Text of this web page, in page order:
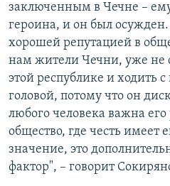
заключенным в Чечне –
героина, и он был
хорошей репутацией в
нам жители Чечни, уже не
этой республике и ходить
головой, потому что он
любого человека важна его
общество, где честь имеет
значение, это
фактор", – говорит